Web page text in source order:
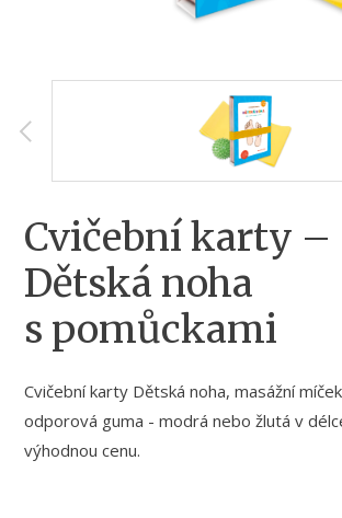
Cvičební karty –
Dětská noha
s pomůckami
Cvičební karty Dětská noha, masážní
odporová guma - modrá nebo žlutá v
výhodnou cenu.